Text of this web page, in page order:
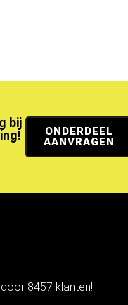
bij
ONDERDEEL
AANVRAGEN
8457 klanten!